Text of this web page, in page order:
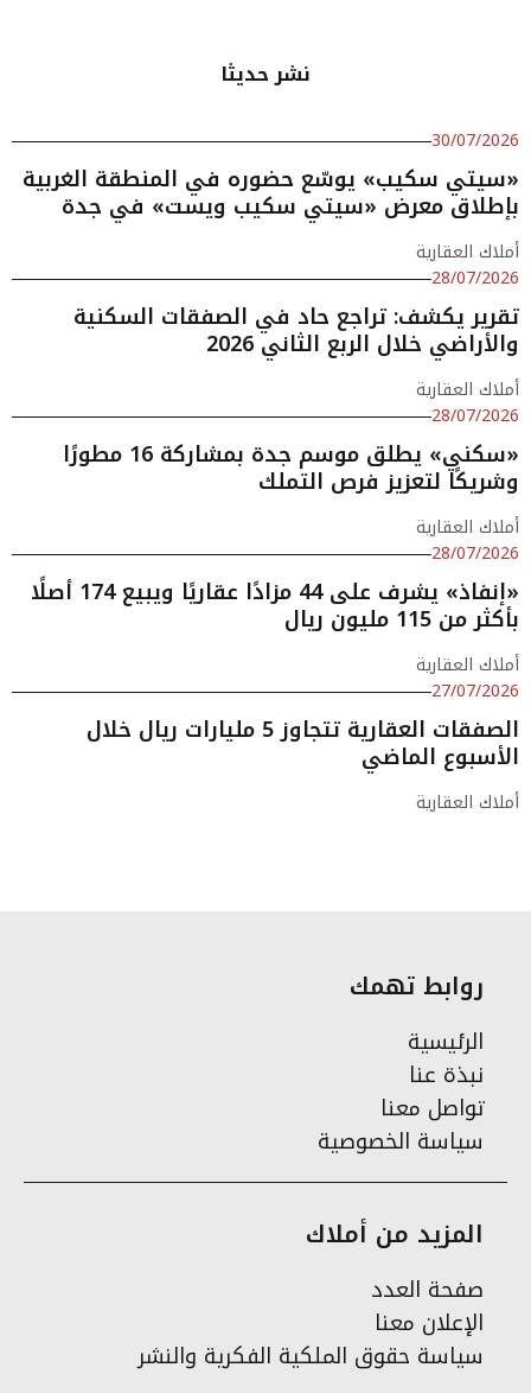
نشر حديثا
30/07/2026
«سيتي سكيب» يوسّع حضوره في المنطقة الغربية
بإطلاق معرض «سيتي سكيب ويست» في جدة
أملاك العقارية
28/07/2026
تقرير يكشف: تراجع حاد في الصفقات السكنية
والأراضي خلال الربع الثاني 2026
أملاك العقارية
28/07/2026
«سكني» يطلق موسم جدة بمشاركة 16 مطورًا
وشريكًا لتعزيز فرص التملك
أملاك العقارية
28/07/2026
«إنفاذ» يشرف على 44 مزادًا عقاريًا ويبيع 174 أصلًا
بأكثر من 115 مليون ريال
أملاك العقارية
27/07/2026
الصفقات العقارية تتجاوز 5 مليارات ريال خلال
الأسبوع الماضي
أملاك العقارية
روابط تهمك
الرئيسية
نبذة عنا
تواصل معنا
سياسة الخصوصية
المزيد من أملاك
صفحة العدد
الإعلان معنا
سياسة حقوق الملكية الفكرية والنشر